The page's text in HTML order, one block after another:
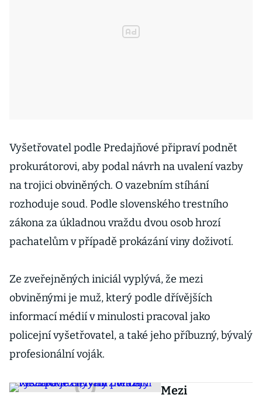
Vyšetřovatel podle Predajňové připraví podnět
prokurátorovi, aby podal návrh na uvalení vazby
na trojici obviněných. O vazebním stíhání
rozhoduje soud. Podle slovenského trestního
zákona za úkladnou vraždu dvou osob hrozí
pachatelům v případě prokázání viny doživotí.
Ze zveřejněných iniciál vyplývá, že mezi
obviněnými je muž, který podle dřívějších
informací médií v minulosti pracoval jako
policejní vyšetřovatel, a také jeho příbuzný, bývalý
profesionální voják.
Mezi